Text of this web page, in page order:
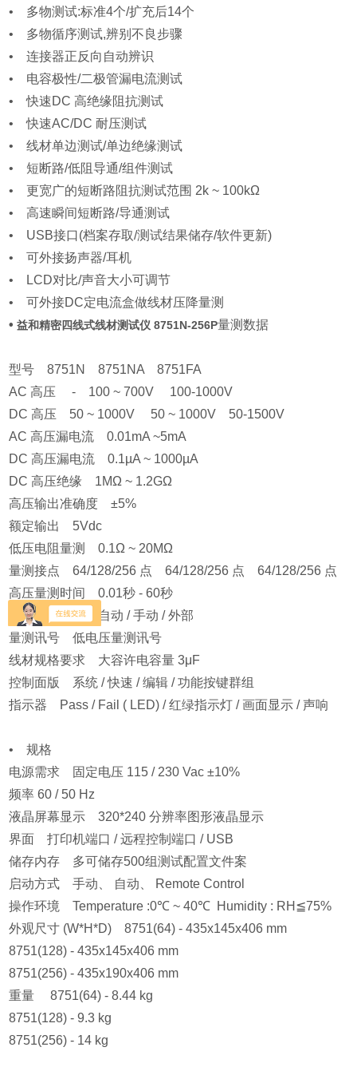
• 多物测试:标准4个/扩充后14个
• 多物循序测试,辨别不良步骤
• 连接器正反向自动辨识
• 电容极性/二极管漏电流测试
• 快速DC 高绝缘阻抗测试
• 快速AC/DC 耐压测试
• 线材单边测试/单边绝缘测试
• 短断路/低阻导通/组件测试
• 更宽广的短断路阻抗测试范围 2k ~ 100kΩ
• 高速瞬间短断路/导通测试
• USB接口(档案存取/测试结果储存/软件更新)
• 可外接扬声器/耳机
• LCD对比/声音大小可调节
• 可外接DC定电流盒做线材压降量测
•益和精密四线式线材测试仪 8751N-256P量测数据
型号 8751N 8751NA 8751FA
AC 高压 - 100 ~ 700V 100-1000V
DC 高压 50 ~ 1000V 50 ~ 1000V 50-1500V
AC 高压漏电流 0.01mA ~5mA
DC 高压漏电流 0.1µA ~ 1000µA
DC 高压绝缘 1MΩ ~ 1.2GΩ
高压输出准确度 ±5%
额定输出 5Vdc
低压电阻量测 0.1Ω ~ 20MΩ
量测接点 64/128/256 点 64/128/256 点 64/128/256 点
高压量测时间 0.01秒 - 60秒
测试扫描模式 自动 / 手动 / 外部
量测讯号 低电压量测讯号
线材规格要求 大容许电容量 3μF
控制面版 系统 / 快速 / 编辑 / 功能按键群组
指示器 Pass / Fail ( LED) / 红绿指示灯 / 画面显示 / 声响
• 规格
电源需求 固定电压 115 / 230 Vac ±10%
频率 60 / 50 Hz
液晶屏幕显示 320*240 分辨率图形液晶显示
界面 打印机端口 / 远程控制端口 / USB
储存内存 多可储存500组测试配置文件案
启动方式 手动、 自动、 Remote Control
操作环境 Temperature :0℃ ~ 40℃ Humidity : RH≦75%
外观尺寸 (W*H*D) 8751(64) - 435x145x406 mm
8751(128) - 435x145x406 mm
8751(256) - 435x190x406 mm
重量 8751(64) - 8.44 kg
8751(128) - 9.3 kg
8751(256) - 14 kg